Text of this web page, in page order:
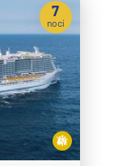
7
nocí